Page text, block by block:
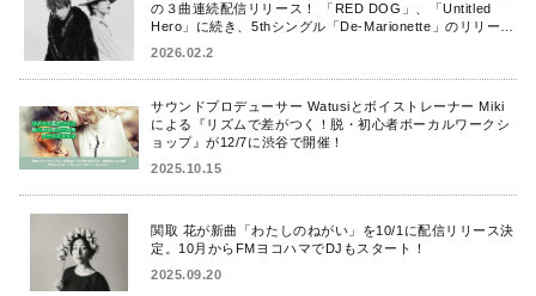
の３曲連続配信リリース！ 「RED DOG」、「Untitled
Hero」に続き、5thシングル「De-Marionette」のリリース
を発表！
2026.02.2
サウンドプロデューサー Watusiとボイストレーナー Miki
による『リズムで差がつく！脱・初心者ボーカルワークシ
ョップ』が12/7に渋谷で開催！
2025.10.15
関取 花が新曲「わたしのねがい」を10/1に配信リリース決
定。10月からFMヨコハマでDJもスタート！
2025.09.20